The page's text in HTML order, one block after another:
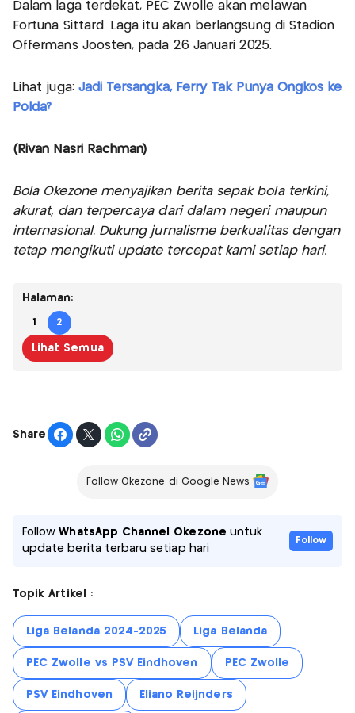
Dalam laga terdekat, PEC Zwolle akan melawan
Fortuna Sittard. Laga itu akan berlangsung di Stadion
Offermans Joosten, pada 26 Januari 2025.
Lihat juga: Jadi Tersangka, Ferry Tak Punya Ongkos ke
Polda?
(Rivan Nasri Rachman)
Bola Okezone menyajikan berita sepak bola terkini,
akurat, dan terpercaya dari dalam negeri maupun
internasional. Dukung jurnalisme berkualitas dengan
tetap mengikuti update tercepat kami setiap hari.
Halaman:
1 2
Lihat Semua
Share
Follow Okezone di Google News
FollowWhatsApp Channel Okezone untuk
update berita terbaru setiap hari
Follow
Topik Artikel :
Liga Belanda 2024-2025 Liga Belanda
PEC Zwolle vs PSV Eindhoven PEC Zwolle
PSV Eindhoven Eliano Reijnders